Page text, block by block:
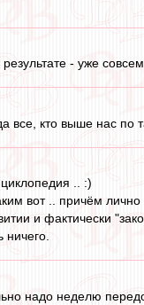
- уже
все, кто выше нас
.. :)
вот .. причём
и фактически
ничего.
надо неделю